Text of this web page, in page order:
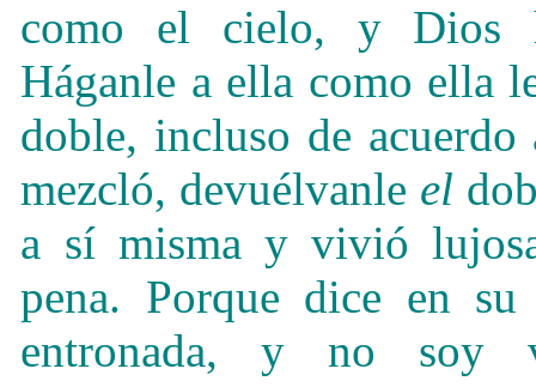
como el cielo, y Dios
Háganle a ella como ella
doble, incluso de
mezcló, devuélvanle el
a sí misma y vivió
pena. Porque dice en
entronada, y no soy